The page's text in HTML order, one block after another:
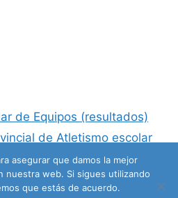
de Equipos (resultados)
de Atletismo escolar
Y FOTOS)
asegurar que damos la mejor
nuestra web. Si sigues utilizando
que estás de acuerdo.